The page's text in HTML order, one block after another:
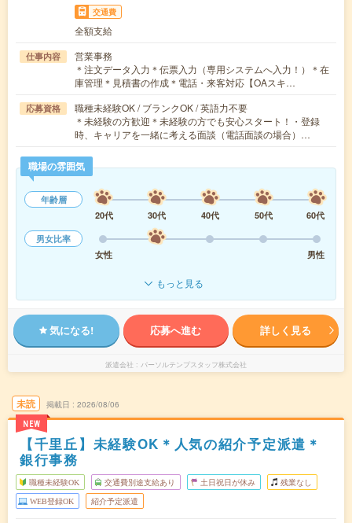
交通費
全額支給
仕事内容
営業事務
＊注文データ入力＊伝票入力（専用システムへ入力！）＊在
庫管理＊見積書の作成＊電話・来客対応【OAスキ…
応募資格
職種未経験OK / ブランクOK / 英語力不要
＊未経験の方歓迎＊未経験の方でも安心スタート！・登録
時、キャリアを一緒に考える面談（電話面談の場合）…
職場の雰囲気
年齢層
20代
30代 40代 50代
60代
男女比率
女性
男性
もっと見る
気になる! 応募へ進む 詳しく見る
派遣会社 パーソルテンプスタッフ株式会社
未読
NEW
掲載日 2026/08/06
【千里丘】未経験OK＊人気の紹介予定派遣＊
銀行事務
職種未経験OK 交通費別途支給あり 土日祝日が休み 残業なし
WEB登録OK 紹介予定派遣